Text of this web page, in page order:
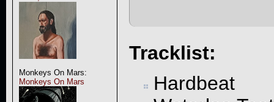
Monkeys On Mars:
Monkeys On Mars
Tracklist:
Hardbeat